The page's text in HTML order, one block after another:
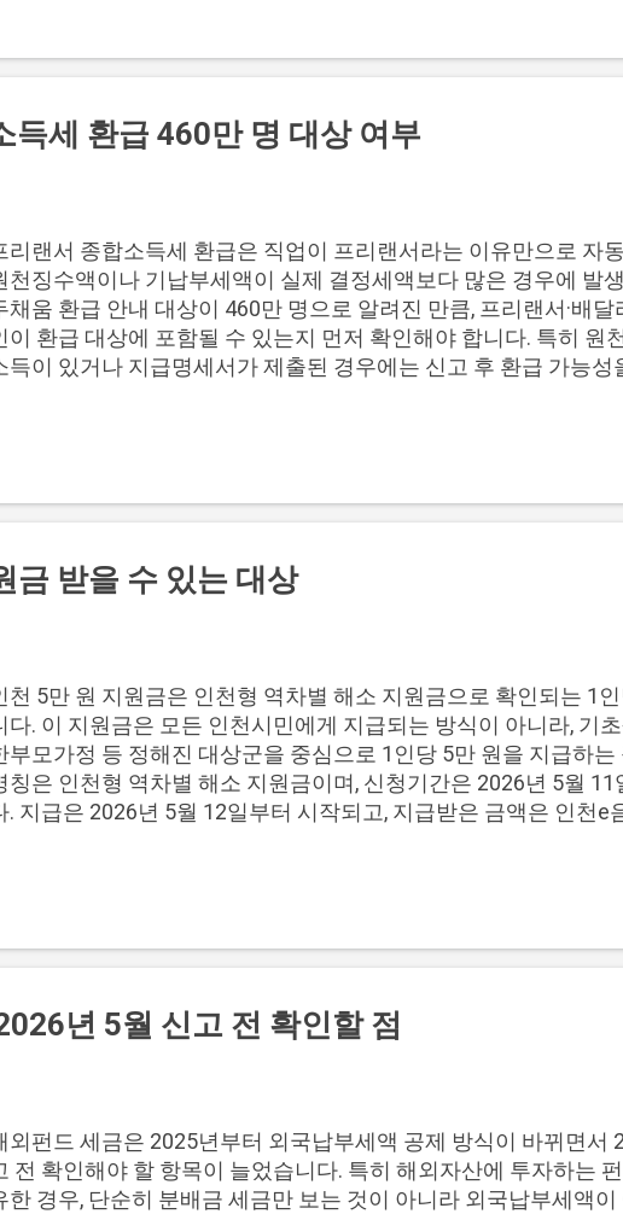
는 질문 5월 9일 전 계약 기준 5월 9일 전 가장 먼저 볼 기준은 정식
보완 기준에서 제외될 수 있으므로, 계약일과 증빙 자료를 먼저
약과 구분 기준 잔금일 확인: 4개월·6개월 기한 판단 양도일·계약
가계약 여부: 정식 계약요건 부족 위험 계약 기준이 애매하면 이
약, 계약금 증빙, 이후 4개월·6개월 잔금 기한을 한 번에 나눠 볼
분 기준 ...
득세 환급 460만 명 대상 여부
리랜서 종합소득세 환급은 직업이 프리랜서라는 이유만으로 자
천징수액이나 기납부세액이 실제 결정세액보다 많은 경우에 발
채움 환급 안내 대상이 460만 명으로 알려진 만큼, 프리랜서·배달
이 환급 대상에 포함될 수 있는지 먼저 확인해야 합니다. 특히 원
득이 있거나 지급명세서가 제출된 경우에는 신고 후 환급 가능성
발생 구조 2. 환급 가능 직업군 비교 3. 신고 누락 손해 점검 4. 모두
있는 이유는 소득을 받을 때 이미 원천징수된 세금이 있기 때문
소득 사업소득 지급명세서 제출 이력 기납부세액이 있는 신고
수액 필요경비·공제 반영 후 환급 가능 신고서 제출 후 환급 여부
저 보려면 전체 기준을 함께 확인하는 것이 좋습니다. 내 환급 대
을 보면 프리랜서 소득이 어떤 경우에 환급으로 이어지는지 더 쉽
가능 직업군 비교 환급 가능성은 직업 이름보다 소득 유형과 원
. 배달라이더, 대리운전기사, 행사도우미, 학원강사, ...
금 받을 수 있는 대상
천 5만 원 지원금은 인천형 역차별 해소 지원금으로 확인되는 1
다. 이 지원금은 모든 인천시민에게 지급되는 방식이 아니라, 기
부모가정 등 정해진 대상군을 중심으로 1인당 5만 원을 지급하
칭은 인천형 역차별 해소 지원금이며, 신청기간은 2026년 5월
. 지급은 2026년 5월 12일부터 시작되고, 지급받은 금액은 인천e
원 지원금은 공식적으로 인천형 역차별 해소 지원금 으로 확인되
내용 공식 지원명 인천형 역차별 해소 지원금 지원금액 1인당 5
※ 주의사항: 1인당 5만 원 지급은 대상군과 신청기간을 함께 충
. 이 지원금은 단순히 인천에 거주한다고 모두 받을 수 있는 구조
모가정 해당 여부 2026년 7월 3일 전 신청 가능 여부 대상과 신청
하고 싶다면 아래 내용을 함께 보면 됩니다. 인천 5만 원 지원금
상, 신청기간, 지급일, 사용기한을 ...
년 5월 신고 전 확인할 점
외펀드 세금은 2025년부터 외국납부세액 공제 방식이 바뀌면서
전 확인해야 할 항목이 늘었습니다. 특히 해외자산에 투자하는
한 경우, 단순히 분배금 세금만 보는 것이 아니라 외국납부세액